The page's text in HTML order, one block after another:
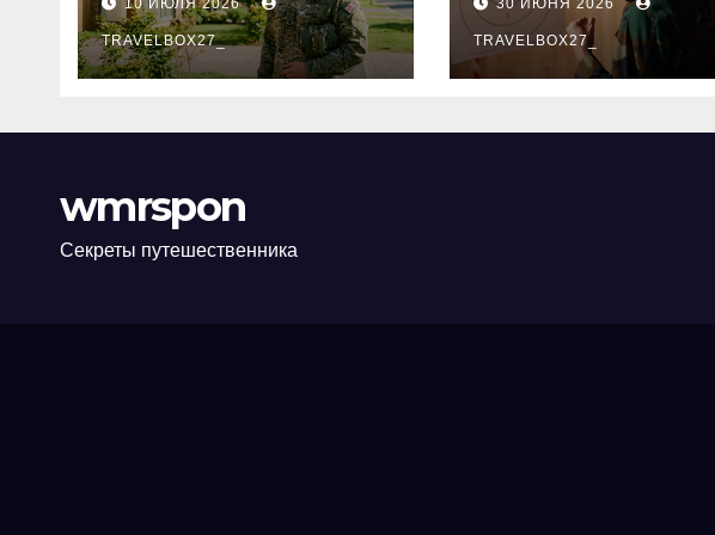
программе НИС и
перечень
аккредитованных
10 ИЮЛЯ 2026
TRAVELBOX27_
новый уровень
праздника и
командного
30 ИЮНЯ 2026
TRAVELBOX27_
wmrspon
Секреты путешественника